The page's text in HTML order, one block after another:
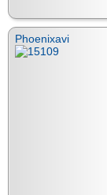
Phoenixavi